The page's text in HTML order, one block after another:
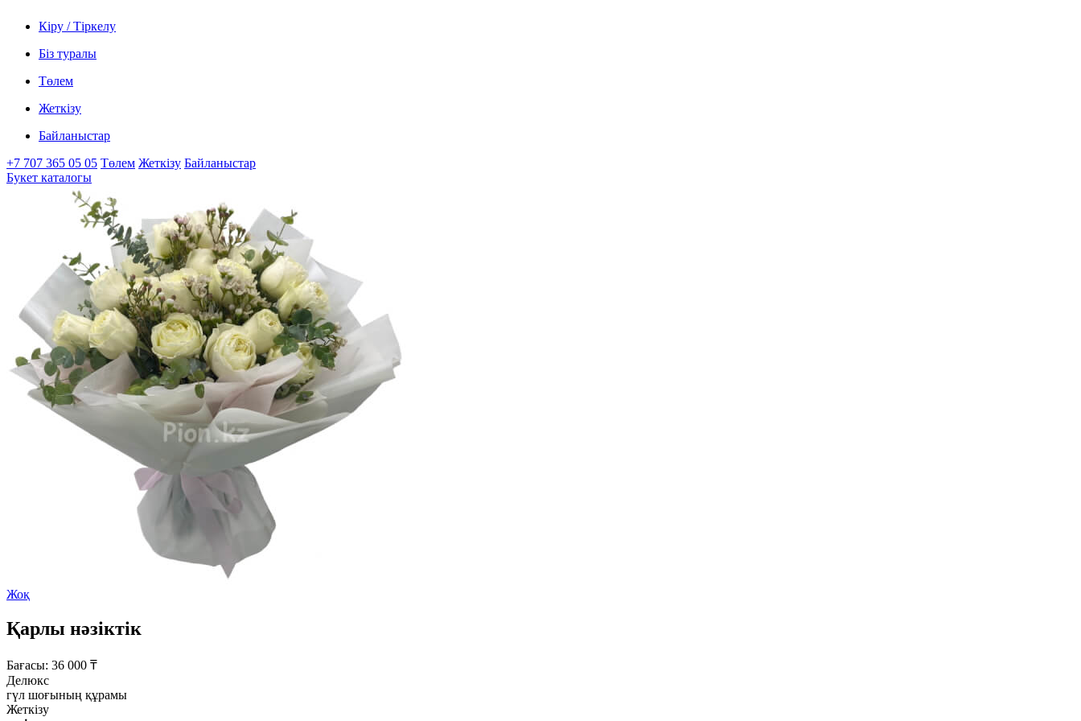
Кіру / Тіркелу
Біз туралы
Төлем
Жеткізу
Байланыстар
+7 707 365 05 05 Төлем Жеткізу Байланыстар
Букет каталогы
Жоқ
Қарлы нәзіктік
Бағасы: 36 000 ₸
Делюкс
гүл шоғының құрамы
Жеткізу